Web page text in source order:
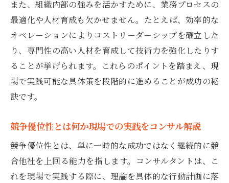
また、組織内部の強みを活かすために、業務プロセスの
最適化や人材育成も欠かせません。たとえば、効率的な
オペレーションによりコストリーダーシップを確立した
り、専門性の高い人材を育成して技術力を強化したりす
ることが挙げられます。これらのポイントを踏まえ、現
場で実践可能な具体策を段階的に進めることが成功の秘
訣です。
競争優位性とは何か現場での実践をコンサル解説
競争優位性とは、単に一時的な成功ではなく継続的に競
合他社を上回る能力を指します。コンサルタントは、こ
れを現場で実践する際に、理論を具体的な行動計画に落